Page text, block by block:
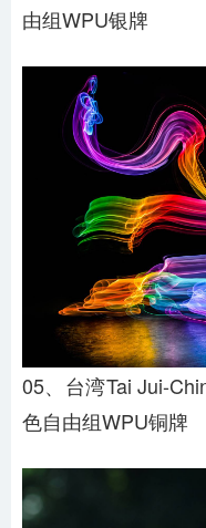
由组WPU银牌
05、台湾Tai Jui-
色自由组WPU铜牌